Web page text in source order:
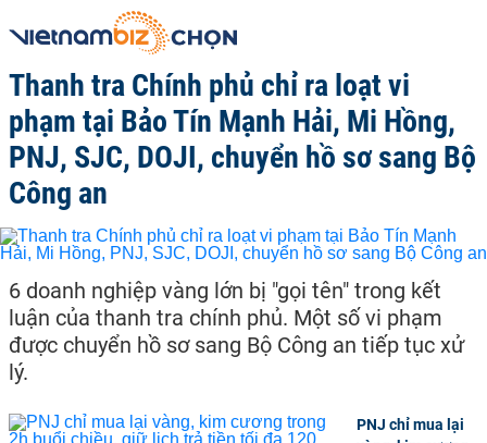
Thanh tra Chính phủ chỉ ra loạt vi
phạm tại Bảo Tín Mạnh Hải, Mi Hồng,
PNJ, SJC, DOJI, chuyển hồ sơ sang Bộ
Công an
6 doanh nghiệp vàng lớn bị "gọi tên" trong kết
luận của thanh tra chính phủ. Một số vi phạm
được chuyển hồ sơ sang Bộ Công an tiếp tục xử
lý.
PNJ chỉ mua lại